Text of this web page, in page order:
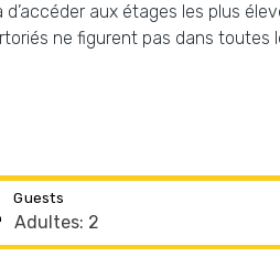
aux étages les plus
ne figurent pas dans toutes
Guests